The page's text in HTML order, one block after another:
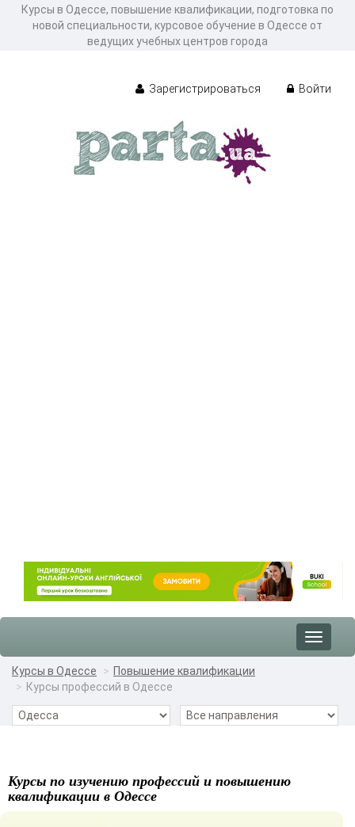
Курсы в Одессе, повышение квалификации, подготовка по
новой специальности, курсовое обучение в Одессе от
ведущих учебных центров города
Зарегистрироваться Войти
Toggle
Курсы в Одессе
Повышение квалификации
Курсы профессий в Одессе
Курсы по изучению профессий и повышению
квалификации в Одессе